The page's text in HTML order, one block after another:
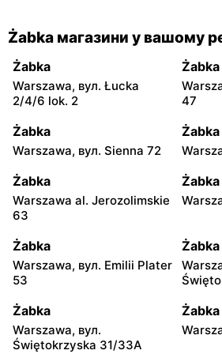
Żabka магазини у вашому
Żabka
Warszawa, вул. Łucka
2/4/6 lok. 2
Żabka
47
Żabka
Warszawa, вул. Sienna 72
Żabka
Żabka
Warszawa al. Jerozolimskie
63
Żabka
Żabka
Warszawa, вул. Emilii Plater
53
Żabka
Żabka
Warszawa, вул.
Świętokrzyska 31/33A
Żabka